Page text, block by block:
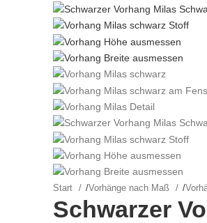
Start /Vorhänge nach Maß /
Schwarzer